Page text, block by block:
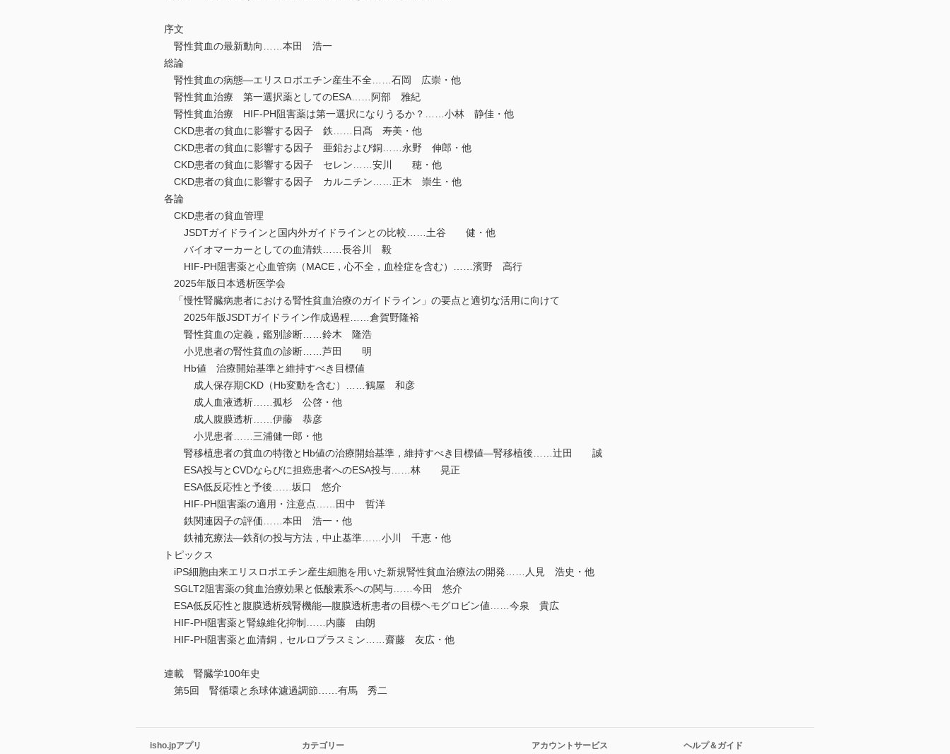
序文
腎性貧血の最新動向……本田 浩一
総論
腎性貧血の病態―エリスロポエチン産生不全……石岡 広崇・他
腎性貧血治療 第一選択薬としてのESA……阿部 雅紀
腎性貧血治療 HIF-PH阻害薬は第一選択になりうるか？……小林 静佳・他
CKD患者の貧血に影響する因子 鉄……日髙 寿美・他
CKD患者の貧血に影響する因子 亜鉛および銅……永野 伸郎・他
CKD患者の貧血に影響する因子 セレン……安川 穂・他
CKD患者の貧血に影響する因子 カルニチン……正木 崇生・他
各論
CKD患者の貧血管理
JSDTガイドラインと国内外ガイドラインとの比較……土谷 健・他
バイオマーカーとしての血清鉄……長谷川 毅
HIF-PH阻害薬と心血管病（MACE，心不全，血栓症を含む）……濱野 高行
2025年版日本透析医学会
「慢性腎臓病患者における腎性貧血治療のガイドライン」の要点と適切な活用に向けて
2025年版JSDTガイドライン作成過程……倉賀野隆裕
腎性貧血の定義，鑑別診断……鈴木 隆浩
小児患者の腎性貧血の診断……芦田 明
Hb値 治療開始基準と維持すべき目標値
成人保存期CKD（Hb変動を含む）……鶴屋 和彦
成人血液透析……孤杉 公啓・他
成人腹膜透析……伊藤 恭彦
小児患者……三浦健一郎・他
腎移植患者の貧血の特徴とHb値の治療開始基準，維持すべき目標値―腎移植後……辻田 誠
ESA投与とCVDならびに担癌患者へのESA投与……林 晃正
ESA低反応性と予後……坂口 悠介
HIF-PH阻害薬の適用・注意点……田中 哲洋
鉄関連因子の評価……本田 浩一・他
鉄補充療法―鉄剤の投与方法，中止基準……小川 千恵・他
トピックス
iPS細胞由来エリスロポエチン産生細胞を用いた新規腎性貧血治療法の開発……人見 浩史・他
SGLT2阻害薬の貧血治療効果と低酸素系への関与……今田 悠介
ESA低反応性と腹膜透析残腎機能―腹膜透析患者の目標ヘモグロビン値……今泉 貴広
HIF-PH阻害薬と腎線維化抑制……内藤 由朗
HIF-PH阻害薬と血清銅，セルロプラスミン……齋藤 友広・他
連載 腎臓学100年史
第5回 腎循環と糸球体濾過調節……有馬 秀二
isho.jpアプリ カテゴリー アカウントサービス ヘルプ＆ガイド